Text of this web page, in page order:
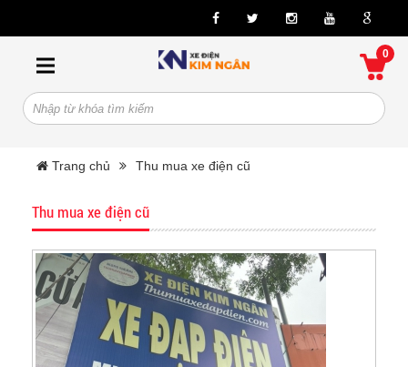
0
Trang chủ Thu mua xe điện cũ
Thu mua xe điện cũ